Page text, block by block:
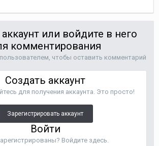
или войдите в него
комментирования
чтобы оставить комментарий
Создать аккаунт
для получения аккаунта. Это просто!
Зарегистрировать аккаунт
Войти
Войдите здесь.